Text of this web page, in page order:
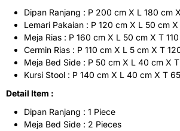
Dipan Ranjang : P 200 cm X L 180 cm
Lemari Pakaian : P 120 cm X L 50 cm
Meja Rias : P 160 cm X L 50 cm X T
Cermin Rias : P 110 cm X L 5 cm X T
Meja Bed Side : P 50 cm X L 40 cm X
Kursi Stool : P 140 cm X L 40 cm X T
Detail Item :
Dipan Ranjang : 1 Piece
Meja Bed Side : 2 Pieces